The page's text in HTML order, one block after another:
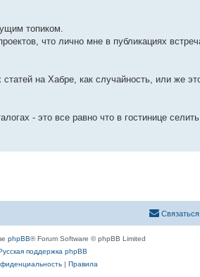
топиком.
что лично мне в публикациях
на Хабре, как случайность, или же
- это все равно что в гостинице
phpBB® Forum Software © phpBB Limited
поддержка phpBB
| Правила